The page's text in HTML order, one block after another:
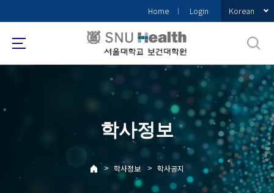
로
메
Home Login Korean
학사정보
> 학사정보 > 학사공지